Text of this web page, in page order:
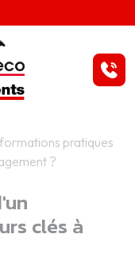
pratiques
?
clés à